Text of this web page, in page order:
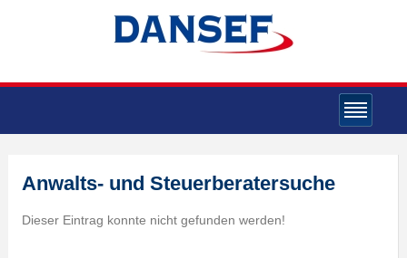
Anwalts- und Steuerberatersuche
Dieser Eintrag konnte nicht gefunden werden!